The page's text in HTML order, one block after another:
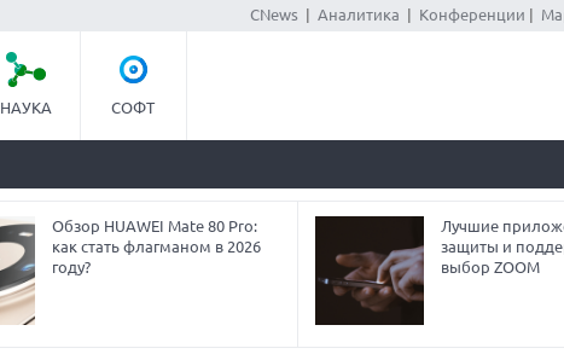
CNews| Аналитика Конференции
НАУКА СОФТ
Обзор HUAWEI Mate 80 Pro:
как стать флагманом в 2026
году?
Лучшие
защиты и
выбор ZOOM